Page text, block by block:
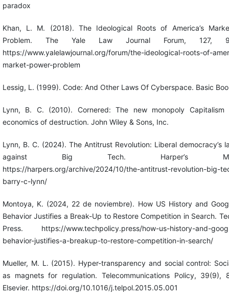
paradox
Khan, L. M. (2018). The Ideological Roots of America’s
Problem. The Yale Law Journal Forum, 127,
https://www.yalelawjournal.org/forum/the-ideological-roots-of-
market-power-problem
Lessig, L. (1999). Code: And Other Laws Of Cyberspace. Basic
Lynn, B. C. (2010). Cornered: The new monopoly
economics of destruction. John Wiley & Sons, Inc.
Lynn, B. C. (2024). The Antitrust Revolution: Liberal democracy’s
against Big Tech. Harper’s
https://harpers.org/archive/2024/10/the-antitrust-revolution-big-
barry-c-lynn/
Montoya, K. (2024, 22 de noviembre). How US History and
Behavior Justifies a Break-Up to Restore Competition in Search.
Press. https://www.techpolicy.press/how-us-history-and-
behavior-justifies-a-breakup-to-restore-competition-in-search/
Mueller, M. L. (2015). Hyper-transparency and social control:
as magnets for regulation. Telecommunications Policy, 39(9),
Elsevier. https://doi.org/10.1016/j.telpol.2015.05.001